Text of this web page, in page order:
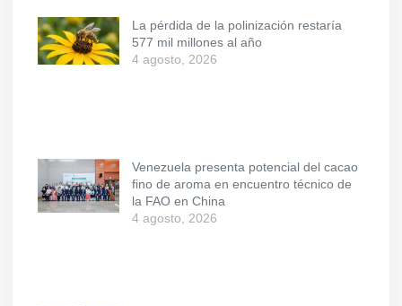
La pérdida de la polinización restaría
577 mil millones al año
4 agosto, 2026
Venezuela presenta potencial del cacao
fino de aroma en encuentro técnico de
la FAO en China
4 agosto, 2026